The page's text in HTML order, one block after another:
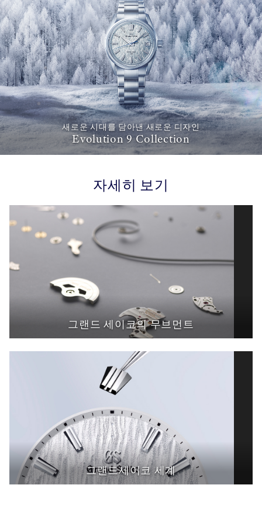
새로운 시대를 담아낸 새로운 디자인
Evolution 9 Collection
자세히 보기
그랜드 세이코의 무브먼트
그랜드세이코 세계